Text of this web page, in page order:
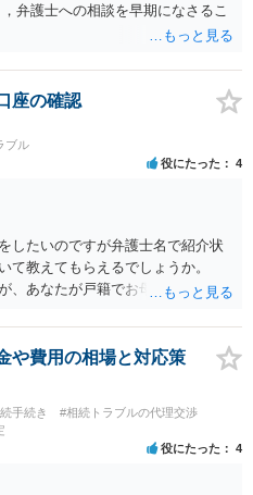
弁護士への相談を早期になさるこ
座の確認
ブル
役にたった 4
したいのですが弁護士名で紹介状
て教えてもらえるでしょうか。
、あなたが戸籍でお母さんの相続
分ではよくわからないということ
たら良いと思います。
や費用の相場と対応策
手続き
#相続トラブルの代理交渉
役にたった 4